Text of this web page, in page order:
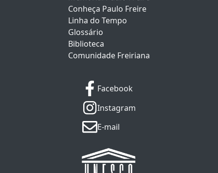
Conheça Paulo Freire
Linha do Tempo
Glossário
Biblioteca
Comunidade Freiriana
Facebook
Instagram
E-mail